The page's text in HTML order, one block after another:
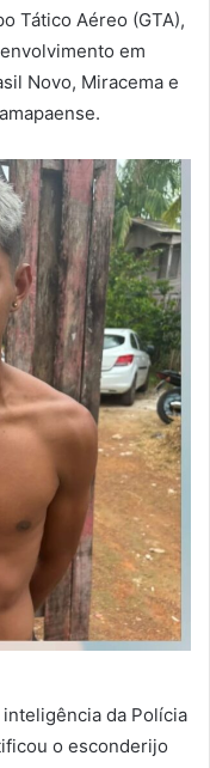
Tático Aéreo (GTA),
em
Novo, Miracema e
da Polícia
o esconderijo